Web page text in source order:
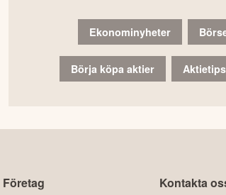
Ekonominyheter
Börja köpa aktier Aktietips
Företag Kontakta